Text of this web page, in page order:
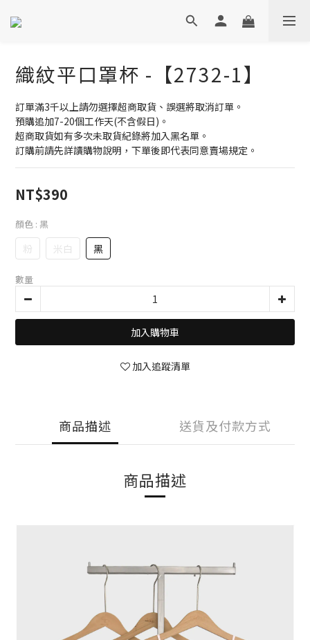
織紋平口罩杯 -【2732-1】
訂單滿3千以上請勿選擇超商取貨、誤選將取消訂單。
預購追加7-20個工作天(不含假日)。
超商取貨如有多次未取貨紀錄將加入黑名單。
訂購前請先詳讀購物說明，下單後即代表同意賣場規定。
NT$390
顏色 : 黑
粉 米白 黑
數量
加入購物車
加入追蹤清單
商品描述 送貨及付款方式
商品描述